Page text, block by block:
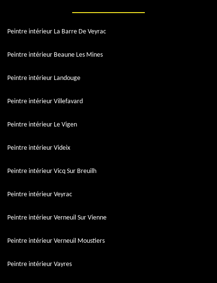
Peintre intérieur La Barre De Veyrac
Peintre intérieur Beaune Les Mines
Peintre intérieur Landouge
Peintre intérieur Villefavard
Peintre intérieur Le Vigen
Peintre intérieur Videix
Peintre intérieur Vicq Sur Breuilh
Peintre intérieur Veyrac
Peintre intérieur Verneuil Sur Vienne
Peintre intérieur Verneuil Moustiers
Peintre intérieur Vayres